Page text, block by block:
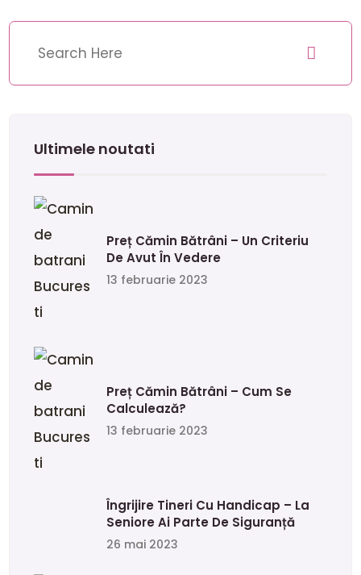
Ultimele noutati
Preț Cămin Bătrâni – Un Criteriu
De Avut În Vedere
13 februarie 2023
Preț Cămin Bătrâni – Cum Se
Calculează?
13 februarie 2023
Îngrijire Tineri Cu Handicap – La
Seniore Ai Parte De Siguranță
26 mai 2023